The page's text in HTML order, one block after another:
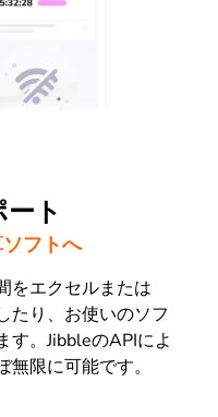
ト
フトへ
をエクセルまたは
たり、お使いのソフ
す。JibbleのAPIによ
限に可能です。